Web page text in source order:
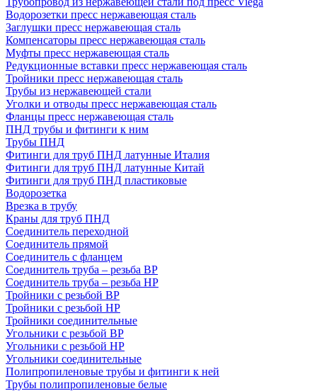
Водорозетки пресс нержавеющая сталь
Заглушки пресс нержавеющая сталь
Компенсаторы пресс нержавеющая сталь
Муфты пресс нержавеющая сталь
Редукционные вставки пресс нержавеющая сталь
Тройники пресс нержавеющая сталь
Трубы из нержавеющей стали
Уголки и отводы пресс нержавеющая сталь
Фланцы пресс нержавеющая сталь
ПНД трубы и фитинги к ним
Трубы ПНД
Фитинги для труб ПНД латунные Италия
Фитинги для труб ПНД латунные Китай
Фитинги для труб ПНД пластиковые
Водорозетка
Врезка в трубу
Краны для труб ПНД
Соединитель переходной
Соединитель прямой
Соединитель с фланцем
Соединитель труба – резьба ВР
Соединитель труба – резьба НР
Тройники с резьбой ВР
Тройники с резьбой НР
Тройники соединительные
Угольники с резьбой ВР
Угольники с резьбой НР
Угольники соединительные
Полипропиленовые трубы и фитинги к ней
Трубы полипропиленовые белые